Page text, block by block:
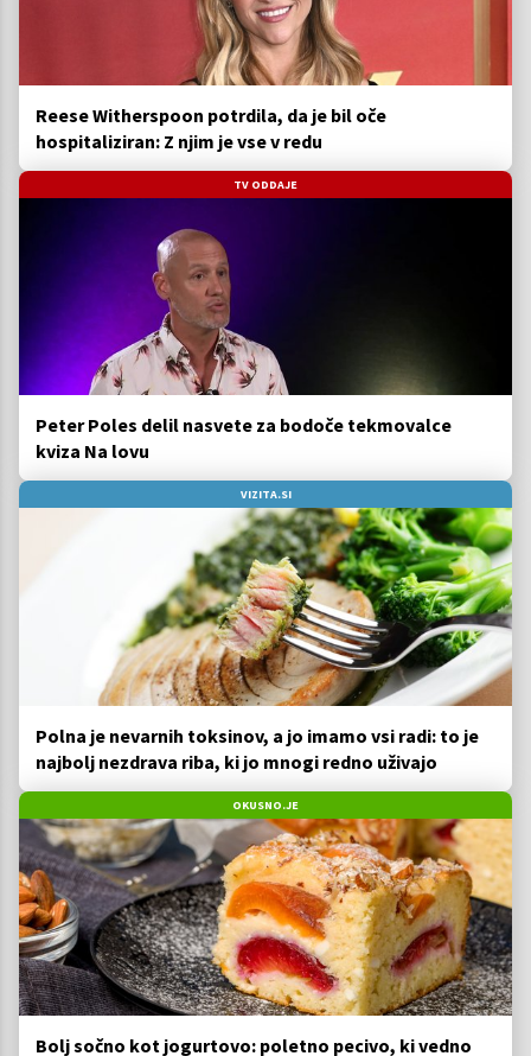
Reese Witherspoon potrdila, da je bil oče
hospitaliziran: Z njim je vse v redu
TV ODDAJE
Peter Poles delil nasvete za bodoče tekmovalce
kviza Na lovu
VIZITA.SI
Polna je nevarnih toksinov, a jo imamo vsi radi: to je
najbolj nezdrava riba, ki jo mnogi redno uživajo
OKUSNO.JE
Bolj sočno kot jogurtovo: poletno pecivo, ki vedno